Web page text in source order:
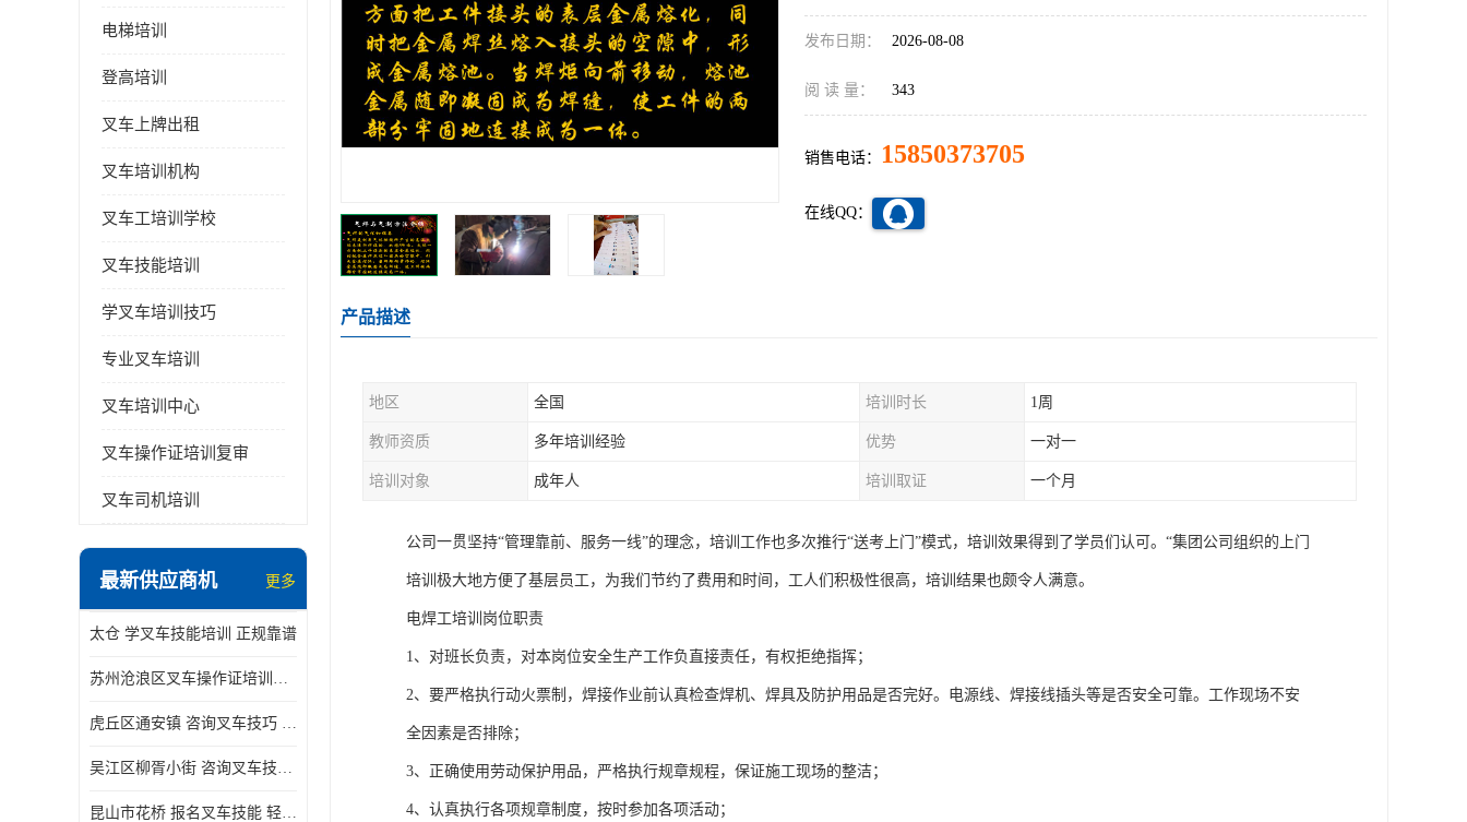
电梯培训
登高培训
叉车上牌出租
叉车培训机构
叉车工培训学校
叉车技能培训
学叉车培训技巧
专业叉车培训
叉车培训中心
叉车操作证培训复审
叉车司机培训
最新供应商机 更多
太仓 学叉车技能培训 正规靠谱
苏州沧浪区叉车操作证培训已更新科目
虎丘区通安镇 咨询叉车技巧 新政策已公布
吴江区柳胥小街 咨询叉车技巧 附近那家正规
昆山市花桥 报名叉车技能 轻松试学无压力
发布日期： 2026-08-08
阅 读 量： 343
销售电话： 15850373705
在线QQ：
产品描述
地区 全国 培训时长 1周
教师资质 多年培训经验 优势 一对一
培训对象 成年人 培训取证 一个月
公司一贯坚持“管理靠前、服务一线”的理念，培训工作也多次推行“送考上门”模式，培训效果得到了学员们认可。“集团公司组织的上门
培训极大地方便了基层员工，为我们节约了费用和时间，工人们积极性很高，培训结果也颇令人满意。
电焊工培训岗位职责
1、对班长负责，对本岗位安全生产工作负直接责任，有权拒绝指挥；
2、要严格执行动火票制，焊接作业前认真检查焊机、焊具及防护用品是否完好。电源线、焊接线插头等是否安全可靠。工作现场不安
全因素是否排除；
3、正确使用劳动保护用品，严格执行规章规程，保证施工现场的整洁；
4、认真执行各项规章制度，按时参加各项活动；